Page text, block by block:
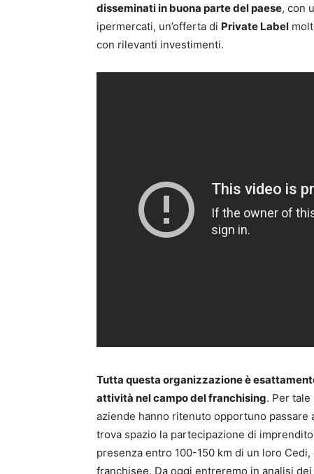
disseminati in buona parte del paese, con
ipermercati, un’offerta di Private Label
con rilevanti investimenti.
Tutta questa organizzazione è
attività nel campo del franchising. Per
aziende hanno ritenuto opportuno
trova spazio la partecipazione di
presenza entro 100-150 km di un loro
franchisee. Da oggi entreremo in analisi